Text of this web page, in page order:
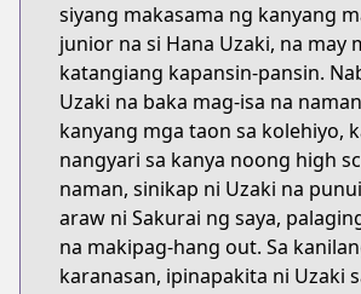
siyang makasama ng kanyang
junior na si Hana Uzaki, na may
katangiang kapansin-pansin.
Uzaki na baka mag-isa na
kanyang mga taon sa kolehiyo,
nangyari sa kanya noong high
naman, sinikap ni Uzaki na
araw ni Sakurai ng saya,
na makipag-hang out. Sa
karanasan, ipinapakita ni Uzaki